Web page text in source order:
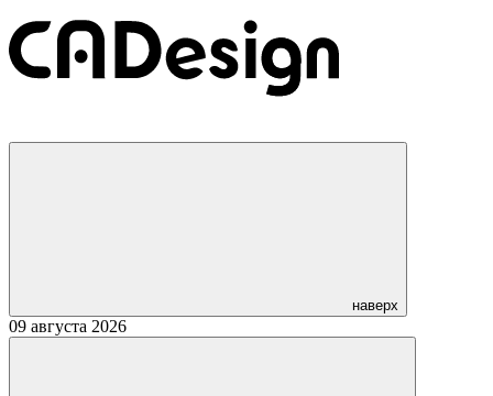
наверх
09 августа 2026